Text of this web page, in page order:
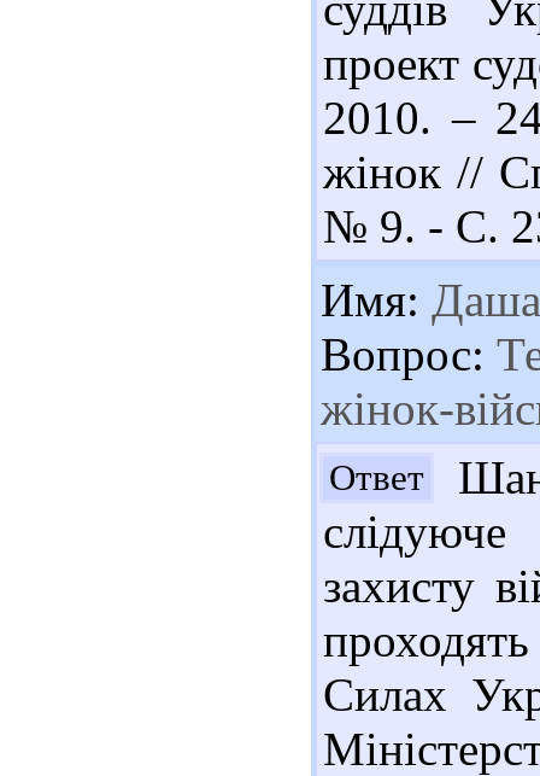
проект
2010. –
жінок //
№ 9. - С.
Имя: Даша
Вопрос:
жінок-
Ответ
захисту
Силах